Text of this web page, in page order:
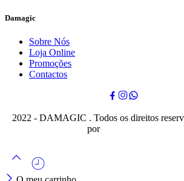
Damagic
Sobre Nós
Loja Online
Promoções
Contactos
2022 - DAMAGIC . Todos os direitos
por